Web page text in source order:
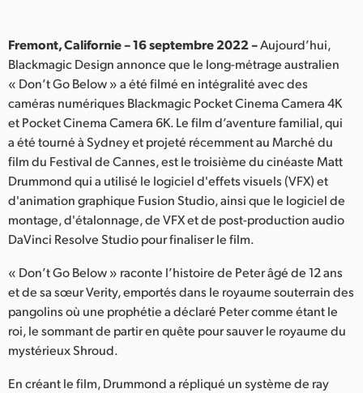
Korea
Mexico
Malaysia
New Zealand
Norway
Poland
Portugal
Singapore
South Africa
Fremont, Californie – 16 septembre 2022 –Aujourd’hui,
Blackmagic Design annonce que le long-métrage australien
« Don’t Go Below » a été filmé en intégralité avec des
caméras numériques Blackmagic Pocket Cinema Camera 4K
et Pocket Cinema Camera 6K. Le film d’aventure familial, qui
a été tourné à Sydney et projeté récemment au Marché du
film du Festival de Cannes, est le troisième du cinéaste Matt
Drummond qui a utilisé le logiciel d'effets visuels (VFX) et
d'animation graphique Fusion Studio, ainsi que le logiciel de
montage, d'étalonnage, de VFX et de post-production audio
DaVinci Resolve Studio pour finaliser le film.
« Don’t Go Below » raconte l’histoire de Peter âgé de 12 ans
et de sa sœur Verity, emportés dans le royaume souterrain des
pangolins où une prophétie a déclaré Peter comme étant le
roi, le sommant de partir en quête pour sauver le royaume du
mystérieux Shroud.
En créant le film, Drummond a répliqué un système de ray